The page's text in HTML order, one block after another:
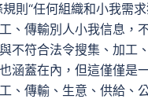
規則“任何組織和小我需
、傳輸別人小我信息，
不符合法令搜集、加工
涵蓋在內，但這僅僅是
、傳輸、生意、供給、